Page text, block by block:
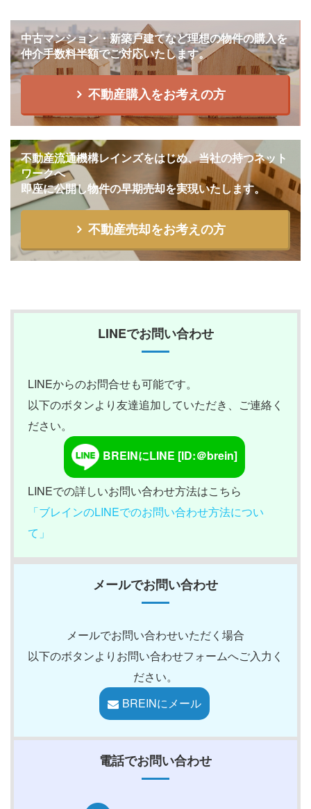
中古マンション・新築戸建てなど理想の物件の購入を
仲介手数料半額でご対応いたします。
不動産購入をお考えの方
不動産流通機構レインズをはじめ、当社の持つネット
ワークへ
即座に公開し物件の早期売却を実現いたします。
不動産売却をお考えの方
LINEでお問い合わせ
LINEからのお問合せも可能です。
以下のボタンより友達追加していただき、ご連絡く
ださい。
BREINにLINE [ID:＠brein]
LINEでの詳しいお問い合わせ方法はこちら
「ブレインのLINEでのお問い合わせ方法につい
て」
メールでお問い合わせ
メールでお問い合わせいただく場合
以下のボタンよりお問い合わせフォームへご入力く
ださい。
BREINにメール
電話でお問い合わせ